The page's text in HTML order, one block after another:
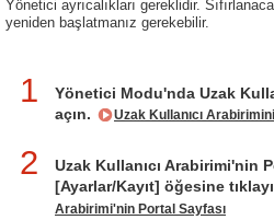
Yönetici ayrıcalıkları gereklidir.
yeniden başlatmanız gerekebilir.
1
Yönetici Modu'nda Uzak
açın.
Uzak Kullanıcı
2
Uzak Kullanıcı Arabirimi'nin
[Ayarlar/Kayıt] öğesine
Arabirimi'nin Portal Sayfası